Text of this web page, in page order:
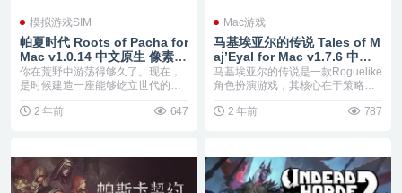
模拟游戏SIM
帕夏时代 Roots of Pacha for
Mac v1.0.14 中文原生 像素模
拟经营
你在荒野中游荡得够久了。现在，
是时候建造一座能够屹立世代的村
2 年前
647
Mac游戏
马基埃亚尔的传说 Tales of M
aj’Eyal for Mac v1.7.6 中文
破解版 Roguelike角色扮演游
戏
马基埃亚尔的传说是一款Roguelike
角色扮演游戏，其核心在于策略性
2 年前
787